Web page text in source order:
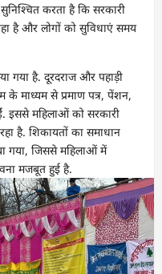
करता है कि सरकारी
है और लोगों को सुविधाएं समय
गया है. दूरदराज और पहाड़ी
के माध्यम से प्रमाण पत्र, पेंशन,
इससे महिलाओं को सरकारी
है. शिकायतों का समाधान
गया, जिससे महिलाओं में
मजबूत हुई है.